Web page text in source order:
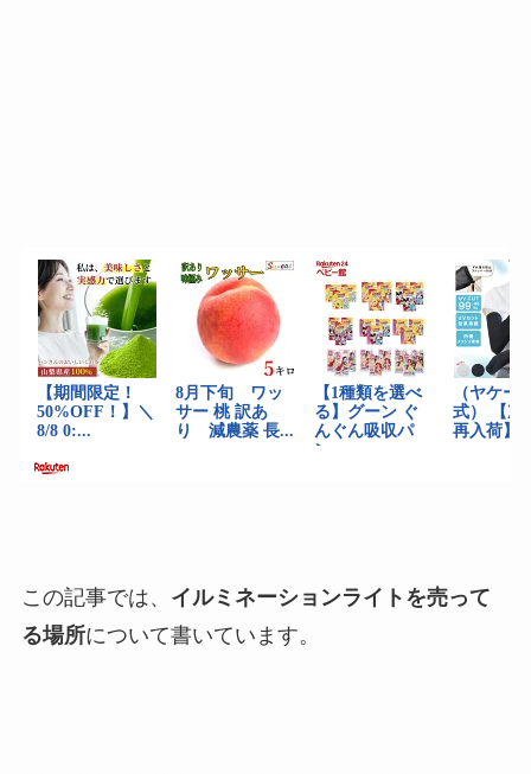
この記事では、 イルミネーションライトを売って
る場所について書いています。